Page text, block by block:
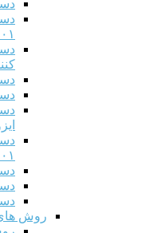
ایزو
روش های